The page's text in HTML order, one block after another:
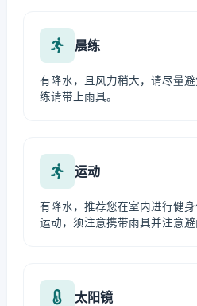
晨练
有降水，且风力稍大，请尽量
练请带上雨具。
运动
有降水，推荐您在室内进行健
运动，须注意携带雨具并注意避
太阳镜